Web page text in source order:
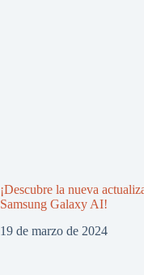
¡Descubre la nueva
Samsung Galaxy AI!
19 de marzo de 2024